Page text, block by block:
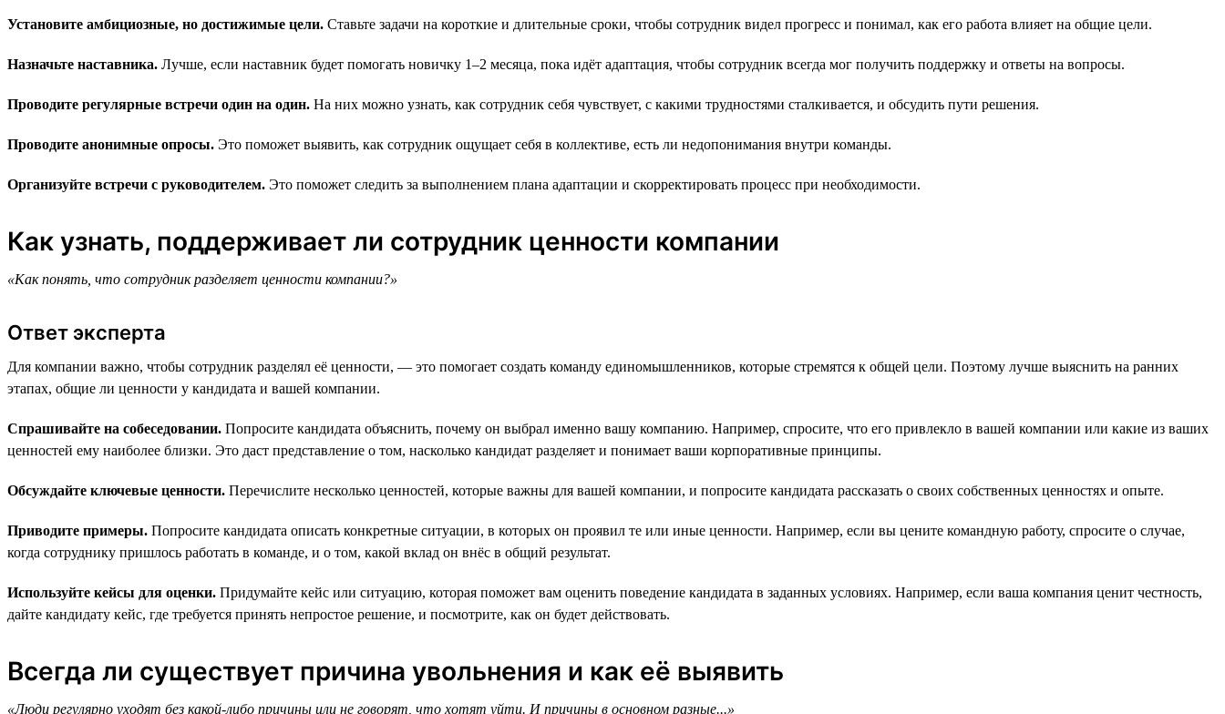
Установите амбициозные, но достижимые цели. Ставьте задачи на короткие и длительные сроки, чтобы сотрудник видел прогресс и понимал, как его работа влияет на общие цели.
Назначьте наставника. Лучше, если наставник будет помогать новичку 1–2 месяца, пока идёт адаптация, чтобы сотрудник всегда мог получить поддержку и ответы на вопросы.
Проводите регулярные встречи один на один. На них можно узнать, как сотрудник себя чувствует, с какими трудностями сталкивается, и обсудить пути решения.
Проводите анонимные опросы. Это поможет выявить, как сотрудник ощущает себя в коллективе, есть ли недопонимания внутри команды.
Организуйте встречи с руководителем. Это поможет следить за выполнением плана адаптации и скорректировать процесс при необходимости.
Как узнать, поддерживает ли сотрудник ценности компании
«Как понять, что сотрудник разделяет ценности компании?»
Ответ эксперта
Для компании важно, чтобы сотрудник разделял её ценности, — это помогает создать команду единомышленников, которые стремятся к общей цели. Поэтому лучше выяснить на ранних
этапах, общие ли ценности у кандидата и вашей компании.
Спрашивайте на собеседовании. Попросите кандидата объяснить, почему он выбрал именно вашу компанию. Например, спросите, что его привлекло в вашей компании или какие из ваших
ценностей ему наиболее близки. Это даст представление о том, насколько кандидат разделяет и понимает ваши корпоративные принципы.
Обсуждайте ключевые ценности. Перечислите несколько ценностей, которые важны для вашей компании, и попросите кандидата рассказать о своих собственных ценностях и опыте.
Приводите примеры. Попросите кандидата описать конкретные ситуации, в которых он проявил те или иные ценности. Например, если вы цените командную работу, спросите о случае,
когда сотруднику пришлось работать в команде, и о том, какой вклад он внёс в общий результат.
Используйте кейсы для оценки. Придумайте кейс или ситуацию, которая поможет вам оценить поведение кандидата в заданных условиях. Например, если ваша компания ценит честность,
дайте кандидату кейс, где требуется принять непростое решение, и посмотрите, как он будет действовать.
Всегда ли существует причина увольнения и как её выявить
«Люди регулярно уходят без какой-либо причины или не говорят, что хотят уйти. И причины в основном разные...»